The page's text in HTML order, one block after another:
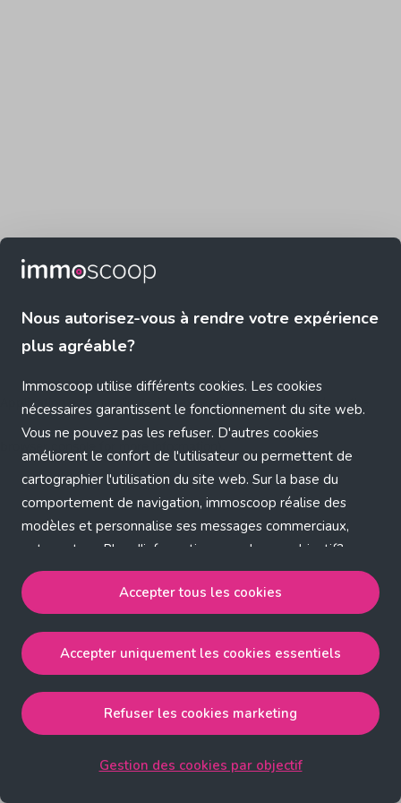
Nous autorisez-vous à rendre votre expérience
plus agréable?
Immoscoop utilise différents cookies. Les cookies
nécessaires garantissent le fonctionnement du site web.
Vous ne pouvez pas les refuser. D'autres cookies
améliorent le confort de l'utilisateur ou permettent de
cartographier l'utilisation du site web. Sur la base du
comportement de navigation, immoscoop réalise des
modèles et personnalise ses messages commerciaux,
entre autres. Plus d'informations sur chaque objectif?
Cliquez sur 'Gestion des cookies par objectif'.
Notre politique de cookies
Accepter tous les cookies
strictement nécessaires, performance, fonctionnalité et
publicité ciblée.
Accepter uniquement les cookies essentielsaccepte
les cookies strictement nécessaires.
Accepter tous les cookies
Accepter uniquement les cookies essentiels
Refuser les cookies marketing
Gestion des cookies par objectif
Application error: a client-side exception has occurred (see the
browser console for more information)